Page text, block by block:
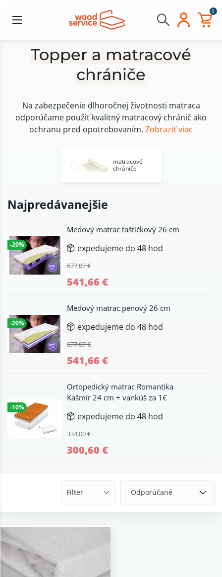
0
Topper a matracové
chrániče
Na zabezpečenie dlhoročnej životnosti matraca
odporúčame použiť kvalitný matracový chránič ako
ochranu pred opotrebovaním. Zobraziť viac
matracové
chrániče
Najpredávanejšie
-20%
Medový matrac taštičkový 26 cm
expedujeme do 48 hod
677,07 €
541,66 €
-20%
Medový matrac penový 26 cm
expedujeme do 48 hod
677,07 €
541,66 €
-10%
Ortopedický matrac Romantika
Kašmír 24 cm + vankúš za 1€
expedujeme do 48 hod
334,00 €
300,60 €
Filter